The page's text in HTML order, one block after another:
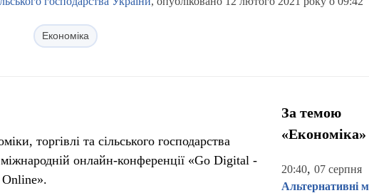
Економіка
торгівлі та сільського господарства
онлайн-конференції «Go Digital -
Online».
За темою
«Економіка»
20:40, 07 серпня
Альтернативні